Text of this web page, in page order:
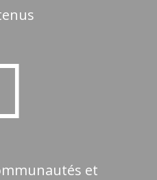
et